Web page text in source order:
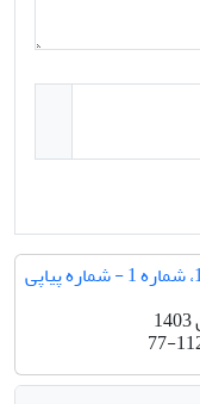
دوره 17، شماره 1 - شماره پیاپی
77-